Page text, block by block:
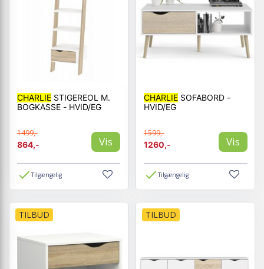
CHARLIESTIGEREOL M.
BOGKASSE - HVID/EG
1499,-
864,-
Vis
Tilgængelig
CHARLIESOFABORD -
HVID/EG
1599,-
1260,-
Vis
Tilgængelig
TILBUD TILBUD